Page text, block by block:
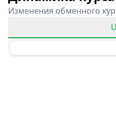
Изменения обменного